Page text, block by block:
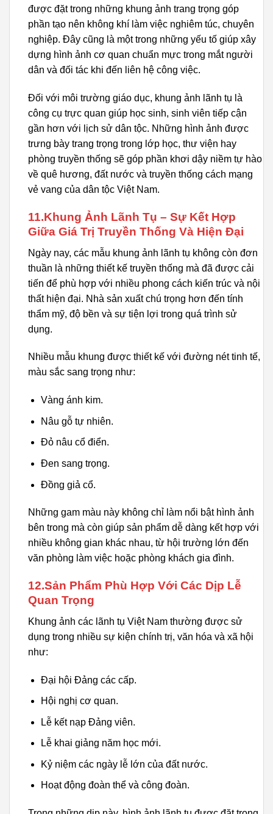
được đặt trong những khung ảnh trang trọng góp
phần tạo nên không khí làm việc nghiêm túc, chuyên
nghiệp. Đây cũng là một trong những yếu tố giúp xây
dựng hình ảnh cơ quan chuẩn mực trong mắt người
dân và đối tác khi đến liên hệ công việc.
Đối với môi trường giáo dục, khung ảnh lãnh tụ là
công cụ trực quan giúp học sinh, sinh viên tiếp cận
gần hơn với lịch sử dân tộc. Những hình ảnh được
trưng bày trang trọng trong lớp học, thư viện hay
phòng truyền thống sẽ góp phần khơi dậy niềm tự hào
về quê hương, đất nước và truyền thống cách mạng
vẻ vang của dân tộc Việt Nam.
11.Khung Ảnh Lãnh Tụ – Sự Kết Hợp
Giữa Giá Trị Truyền Thống Và Hiện Đại
Ngày nay, các mẫu khung ảnh lãnh tụ không còn đơn
thuần là những thiết kế truyền thống mà đã được cải
tiến để phù hợp với nhiều phong cách kiến trúc và nội
thất hiện đại. Nhà sản xuất chú trọng hơn đến tính
thẩm mỹ, độ bền và sự tiện lợi trong quá trình sử
dụng.
Nhiều mẫu khung được thiết kế với đường nét tinh tế,
màu sắc sang trọng như:
Vàng ánh kim.
Nâu gỗ tự nhiên.
Đỏ nâu cổ điển.
Đen sang trọng.
Đồng giả cổ.
Những gam màu này không chỉ làm nổi bật hình ảnh
bên trong mà còn giúp sản phẩm dễ dàng kết hợp với
nhiều không gian khác nhau, từ hội trường lớn đến
văn phòng làm việc hoặc phòng khách gia đình.
12.Sản Phẩm Phù Hợp Với Các Dịp Lễ
Quan Trọng
Khung ảnh các lãnh tụ Việt Nam thường được sử
dụng trong nhiều sự kiện chính trị, văn hóa và xã hội
như:
Đại hội Đảng các cấp.
Hội nghị cơ quan.
Lễ kết nạp Đảng viên.
Lễ khai giảng năm học mới.
Kỷ niệm các ngày lễ lớn của đất nước.
Hoạt động đoàn thể và công đoàn.